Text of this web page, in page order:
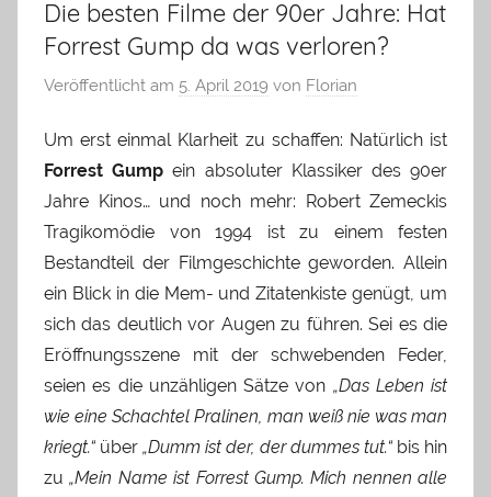
Die besten Filme der 90er Jahre: Hat
Forrest Gump da was verloren?
Veröffentlicht am 5. April 2019 von Florian
Um erst einmal Klarheit zu schaffen: Natürlich ist
Forrest Gumpein absoluter Klassiker des 90er
Jahre Kinos… und noch mehr: Robert Zemeckis
Tragikomödie von 1994 ist zu einem festen
Bestandteil der Filmgeschichte geworden. Allein
ein Blick in die Mem- und Zitatenkiste genügt, um
sich das deutlich vor Augen zu führen. Sei es die
Eröffnungsszene mit der schwebenden Feder,
seien es die unzähligen Sätze von „Das Leben ist
wie eine Schachtel Pralinen, man weiß nie was man
kriegt.“ über „Dumm ist der, der dummes tut.“ bis hin
zu „Mein Name ist Forrest Gump. Mich nennen alle